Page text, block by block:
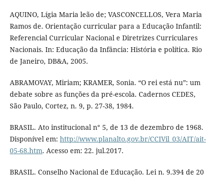
AQUINO, Lígia Maria leão de; VASCONCELLOS, Vera Maria
Ramos de. Orientação curricular para a Educação Infantil:
Referencial Curricular Nacional e Diretrizes Curriculares
Nacionais. In: Educação da Infância: História e política. Rio
de Janeiro, DB&A, 2005.
ABRAMOVAY, Miriam; KRAMER, Sonia. “O rei está nu”: um
debate sobre as funções da pré-escola. Cadernos CEDES,
São Paulo, Cortez, n. 9, p. 27-38, 1984.
BRASIL. Ato institucional n° 5, de 13 de dezembro de 1968.
Disponível em: http://www.planalto.gov.br/CCIVil_03/AIT/ait-
05-68.htm. Acesso em: 22. jul.2017.
BRASIL. Conselho Nacional de Educação. Lei n. 9.394 de 20